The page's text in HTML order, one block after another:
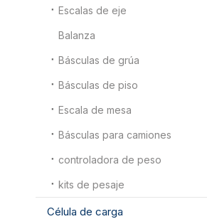
Escalas de eje
Balanza
Básculas de grúa
Básculas de piso
Escala de mesa
Básculas para camiones
controladora de peso
kits de pesaje
Célula de carga